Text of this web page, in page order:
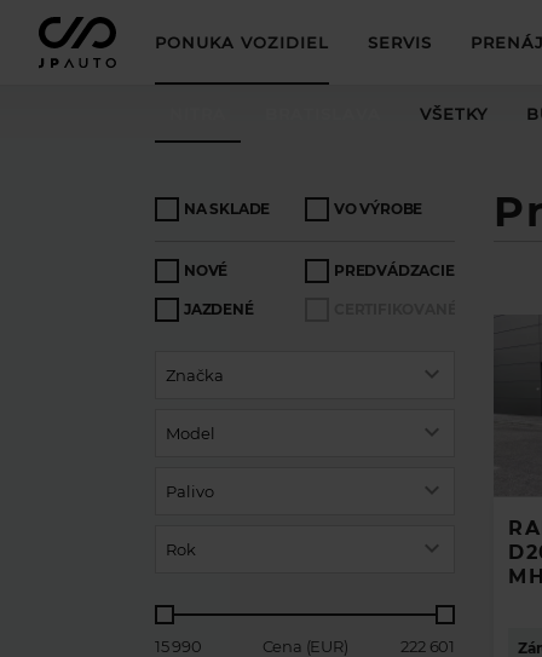
PONUKA VOZIDIEL
VŠETKY
SERVIS
NA SKLADE VO VÝROBE
NOVÉ PREDVÁDZACIE
JAZDENÉ
Značka
Model
Palivo
Rok
15 990 Cena (EUR) 222 601